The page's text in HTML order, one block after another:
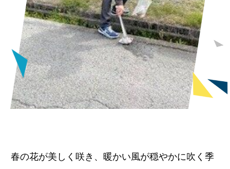
春の花が美しく咲き、暖かい風が穏やかに吹く季